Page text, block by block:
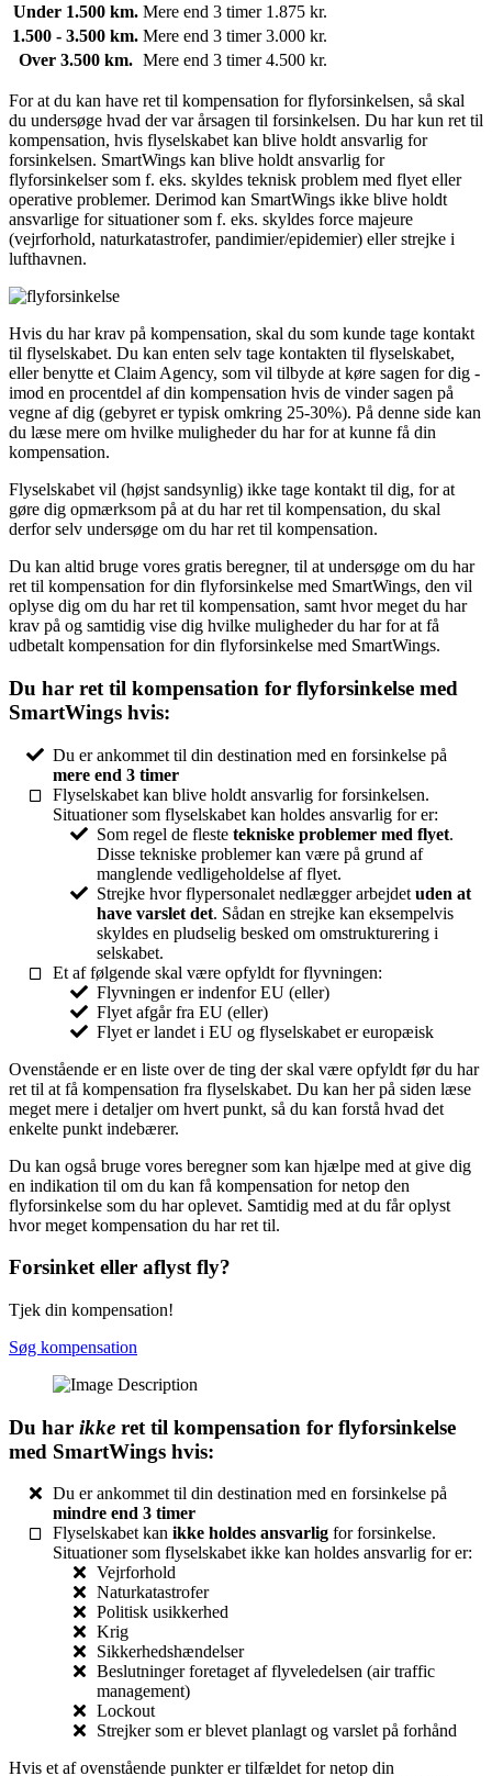
Under 1.500 km. Mere end 3 timer 1.875 kr.
1.500 - 3.500 km. Mere end 3 timer 3.000 kr.
Over 3.500 km. Mere end 3 timer 4.500 kr.
For at du kan have ret til kompensation for flyforsinkelsen, så skal
du undersøge hvad der var årsagen til forsinkelsen. Du har kun ret til
kompensation, hvis flyselskabet kan blive holdt ansvarlig for
forsinkelsen. SmartWings kan blive holdt ansvarlig for
flyforsinkelser som f. eks. skyldes teknisk problem med flyet eller
operative problemer. Derimod kan SmartWings ikke blive holdt
ansvarlige for situationer som f. eks. skyldes force majeure
(vejrforhold, naturkatastrofer, pandimier/epidemier) eller strejke i
lufthavnen.
Hvis du har krav på kompensation, skal du som kunde tage kontakt
til flyselskabet. Du kan enten selv tage kontakten til flyselskabet,
eller benytte et Claim Agency, som vil tilbyde at køre sagen for dig -
imod en procentdel af din kompensation hvis de vinder sagen på
vegne af dig (gebyret er typisk omkring 25-30%). På denne side kan
du læse mere om hvilke muligheder du har for at kunne få din
kompensation.
Flyselskabet vil (højst sandsynlig) ikke tage kontakt til dig, for at
gøre dig opmærksom på at du har ret til kompensation, du skal
derfor selv undersøge om du har ret til kompensation.
Du kan altid bruge vores gratis beregner, til at undersøge om du har
ret til kompensation for din flyforsinkelse med SmartWings, den vil
oplyse dig om du har ret til kompensation, samt hvor meget du har
krav på og samtidig vise dig hvilke muligheder du har for at få
udbetalt kompensation for din flyforsinkelse med SmartWings.
Du har ret til kompensation for flyforsinkelse med
SmartWings hvis:
Du er ankommet til din destination med en forsinkelse på
mere end 3 timer
Flyselskabet kan blive holdt ansvarlig for forsinkelsen.
Situationer som flyselskabet kan holdes ansvarlig for er:
Som regel de fleste tekniske problemer med flyet.
Disse tekniske problemer kan være på grund af
manglende vedligeholdelse af flyet.
Strejke hvor flypersonalet nedlægger arbejdet uden at
have varslet det. Sådan en strejke kan eksempelvis
skyldes en pludselig besked om omstrukturering i
selskabet.
Et af følgende skal være opfyldt for flyvningen:
Flyvningen er indenfor EU (eller)
Flyet afgår fra EU (eller)
Flyet er landet i EU og flyselskabet er europæisk
Ovenstående er en liste over de ting der skal være opfyldt før du har
ret til at få kompensation fra flyselskabet. Du kan her på siden læse
meget mere i detaljer om hvert punkt, så du kan forstå hvad det
enkelte punkt indebærer.
Du kan også bruge vores beregner som kan hjælpe med at give dig
en indikation til om du kan få kompensation for netop den
flyforsinkelse som du har oplevet. Samtidig med at du får oplyst
hvor meget kompensation du har ret til.
Forsinket eller aflyst fly?
Tjek din kompensation!
Søg kompensation
Du har ikke ret til kompensation for flyforsinkelse
med SmartWings hvis:
Du er ankommet til din destination med en forsinkelse på
mindre end 3 timer
Flyselskabet kan ikke holdes ansvarlig for forsinkelse.
Situationer som flyselskabet ikke kan holdes ansvarlig for er:
Vejrforhold
Naturkatastrofer
Politisk usikkerhed
Krig
Sikkerhedshændelser
Beslutninger foretaget af flyveledelsen (air traffic
management)
Lockout
Strejker som er blevet planlagt og varslet på forhånd
Hvis et af ovenstående punkter er tilfældet for netop din